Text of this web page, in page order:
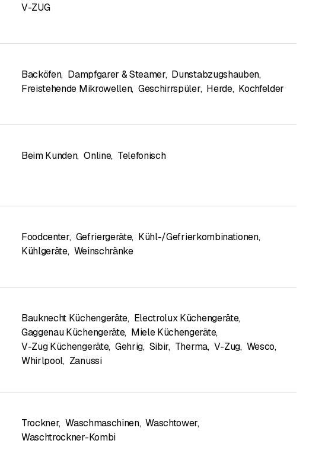
V-ZUG
Backöfen, Dampfgarer & Steamer, Dunstabzugshauben,
Freistehende Mikrowellen, Geschirrspüler, Herde, Kochfelder
Beim Kunden, Online, Telefonisch
Foodcenter, Gefriergeräte, Kühl-/Gefrierkombinationen,
Kühlgeräte, Weinschränke
Bauknecht Küchengeräte, Electrolux Küchengeräte,
Gaggenau Küchengeräte, Miele Küchengeräte,
V-Zug Küchengeräte, Gehrig, Sibir, Therma, V-Zug, Wesco,
Whirlpool, Zanussi
Trockner, Waschmaschinen, Waschtower,
Waschtrockner-Kombi